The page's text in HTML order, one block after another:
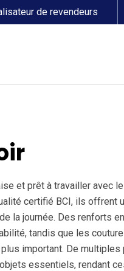
de revendeurs
et prêt à travailler avec
certifié BCI, ils offrent
la journée. Des renforts
tandis que les
plus important. De
essentiels, rendant